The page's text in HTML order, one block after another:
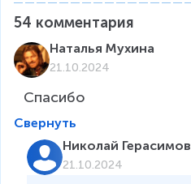
54 комментария
Наталья Мухина
21.10.2024
Спасибо
Свернуть
Николай Герасимов
21.10.2024